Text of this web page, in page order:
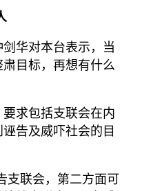
华对本台表示，当
目标，再想有什么
求包括支联会在内
告及威吓社会的目
支联会，第二方面可